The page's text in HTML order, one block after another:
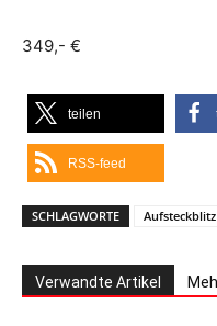
349,- €
teilen
RSS-feed
SCHLAGWORTE Aufsteckblitz
Verwandte Artikel